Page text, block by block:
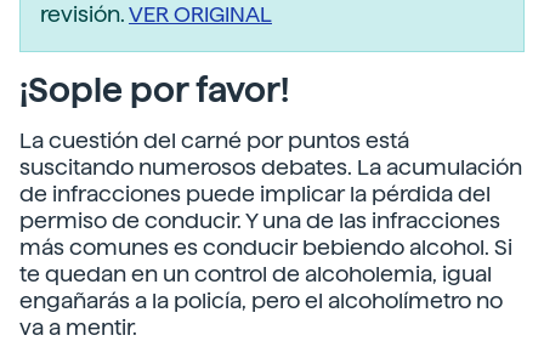
revisión.VER ORIGINAL
¡Sople por favor!
La cuestión del carné por puntos está
suscitando numerosos debates. La acumulación
de infracciones puede implicar la pérdida del
permiso de conducir. Y una de las infracciones
más comunes es conducir bebiendo alcohol. Si
te quedan en un control de alcoholemia, igual
engañarás a la policía, pero el alcoholímetro no
va a mentir.